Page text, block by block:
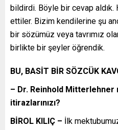
bildirdi. Böyle bir cevap
ettiler. Bizim kendilerine şu
bir sözümüz veya tavrımız
birlikte bir şeyler öğrendik.
BU, BASİT BİR SÖZCÜK
– Dr. Reinhold Mitterlehner
itirazlarınızı?
BİROL KILIÇ – İlk